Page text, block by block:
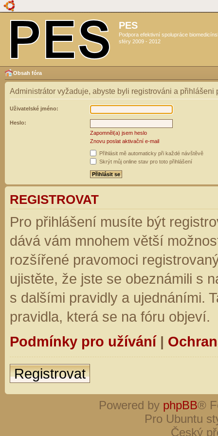
PES
Podpora efektivní spolupráce
sféry 2009 - 2012
Obsah fóra
Administrátor vyžaduje, abyste byli registrováni a přihlášeni
Uživatelské jméno:
Heslo:
Zapomněl(a) jsem heslo
Znovu poslat aktivační e-mail
Přihlásit mě automaticky při každé návštěvě
Skrýt můj online stav pro toto přihlášení
REGISTROVAT
Pro přihlášení musíte být
dává vám mnohem větší
rozšířené pravomoci
ujistěte, že jste se obeznámili s
s dalšími pravidly a ujednáními.
pravidla, která se na fóru objeví.
Podmínky pro užívání|
Registrovat
Powered by phpBB®
Pro Ubuntu
Český